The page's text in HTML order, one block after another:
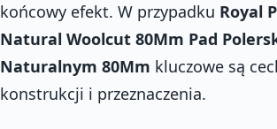
końcowy efekt. W przypadku Royal
Natural Woolcut 80Mm Pad
Naturalnym 80Mm kluczowe są
konstrukcji i przeznaczenia.